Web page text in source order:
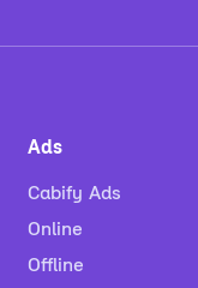
Ads
Cabify Ads
Online
Offline